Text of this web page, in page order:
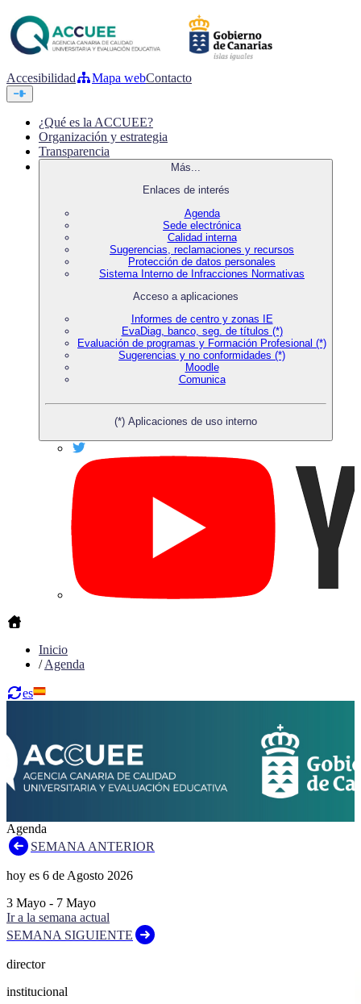
Accesibilidad Mapa webContacto
¿Qué es la ACCUEE?
Organización y estrategia
Transparencia
Más...
Enlaces de interés
Agenda
Sede electrónica
Calidad interna
Sugerencias, reclamaciones y recursos
Protección de datos personales
Sistema Interno de Infracciones Normativas
Acceso a aplicaciones
Informes de centro y zonas IE
EvaDiag, banco, seg. de títulos (*)
Evaluación de programas y Formación Profesional (*)
Sugerencias y no conformidades (*)
Moodle
Comunica
(*) Aplicaciones de uso interno
Inicio
/Agenda
es
Agenda
SEMANA ANTERIOR
hoy es 6 de Agosto 2026
3 Mayo - 7 Mayo
Ir a la semana actual
SEMANA SIGUIENTE
director
institucional